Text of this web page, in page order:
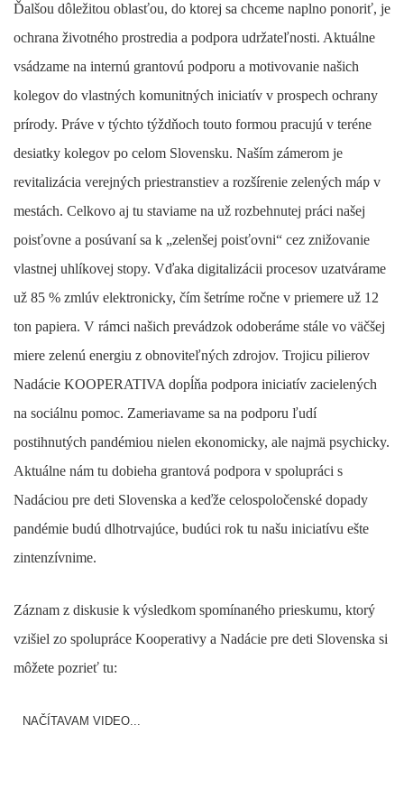
Ďalšou dôležitou oblasťou, do ktorej sa chceme naplno ponoriť, je
ochrana životného prostredia a podpora udržateľnosti. Aktuálne
vsádzame na internú grantovú podporu a motivovanie našich
kolegov do vlastných komunitných iniciatív v prospech ochrany
prírody. Práve v týchto týždňoch touto formou pracujú v teréne
desiatky kolegov po celom Slovensku. Naším zámerom je
revitalizácia verejných priestranstiev a rozšírenie zelených máp v
mestách. Celkovo aj tu staviame na už rozbehnutej práci našej
poisťovne a posúvaní sa k „zelenšej poisťovni“ cez znižovanie
vlastnej uhlíkovej stopy. Vďaka digitalizácii procesov uzatvárame
už 85 % zmlúv elektronicky, čím šetríme ročne v priemere už 12
ton papiera. V rámci našich prevádzok odoberáme stále vo väčšej
miere zelenú energiu z obnoviteľných zdrojov. Trojicu pilierov
Nadácie KOOPERATIVA dopĺňa podpora iniciatív zacielených
na sociálnu pomoc. Zameriavame sa na podporu ľudí
postihnutých pandémiou nielen ekonomicky, ale najmä psychicky.
Aktuálne nám tu dobieha grantová podpora v spolupráci s
Nadáciou pre deti Slovenska a keďže celospoločenské dopady
pandémie budú dlhotrvajúce, budúci rok tu našu iniciatívu ešte
zintenzívnime.
Záznam z diskusie k výsledkom spomínaného prieskumu, ktorý
vzišiel zo spolupráce Kooperativy a Nadácie pre deti Slovenska si
môžete pozrieť tu:
NAČÍTAVAM VIDEO...